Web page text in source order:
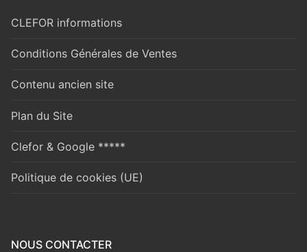
CLEFOR informations
Conditions Générales de Ventes
Contenu ancien site
Plan du Site
Clefor & Google *****
Politique de cookies (UE)
NOUS CONTACTER